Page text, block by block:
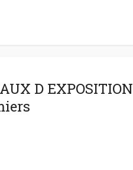
D EXPOSITION